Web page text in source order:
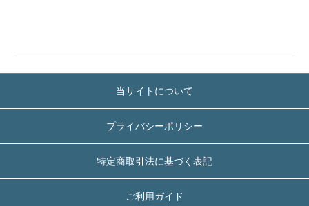
当サイトについて
プライバシーポリシー
特定商取引法に基づく表記
ご利用ガイド